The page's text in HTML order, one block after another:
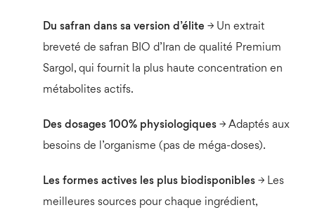
Du safran dans sa version d’élite → Un extrait
breveté de safran BIO d’Iran de qualité Premium
Sargol, qui fournit la plus haute concentration en
métabolites actifs.
Des dosages 100% physiologiques → Adaptés aux
besoins de l’organisme (pas de méga-doses).
Les formes actives les plus biodisponibles→ Les
meilleures sources pour chaque ingrédient,